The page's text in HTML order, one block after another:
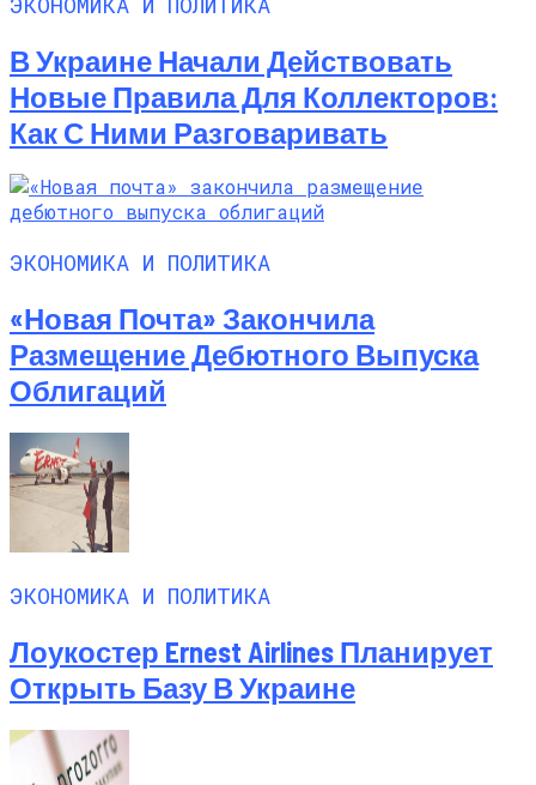
В Украине Начали Действовать
Новые Правила Для Коллекторов:
Как С Ними Разговаривать
ЭКОНОМИКА И ПОЛИТИКА
«Новая Почта» Закончила
Размещение Дебютного Выпуска
Облигаций
ЭКОНОМИКА И ПОЛИТИКА
Лоукостер Ernest Airlines Планирует
Открыть Базу В Украине